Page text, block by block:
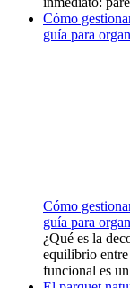
Cómo
guía para
Cómo
guía para
¿Qué es la
equilibrio
funcional es